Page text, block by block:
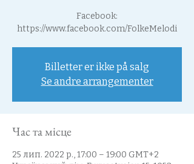
Facebook:
https://www.facebook.com/FolkeMelodi
Billetter er ikke på salg
Se andre arrangementer
Час та місце
25 лип. 2022 р., 17:00 – 19:00 GMT+2